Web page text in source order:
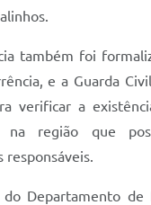
também foi
e a Guarda
verificar a
na região que
responsáveis.
Departamento de